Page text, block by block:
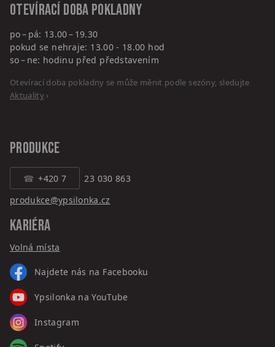
Otevírací doba pokladny
po – pá: 13.00 – 19.30
pokud se nehraje: 13.00 - 18.00 hod
so – ne: hodinu před představením
Otevírací doba pokladny se může měnit podle sezóny, sledujte
Aktuality›
PRODUKCE
+420 7
23 030 863
produkce@ypsilonka.cz
KARIÉRA
Volná místa
Najdete nás na Facebooku
Ypsilonka na YouTube
Instagram